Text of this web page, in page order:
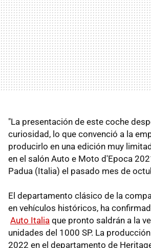
"La presentación de este coche
curiosidad, lo que convenció a la
producirlo en una edición muy
en el salón Auto e Moto d'Epoca
Padua (Italia) el pasado mes de
El departamento clásico de la
en vehículos históricos, ha
Auto Italia que pronto saldrán a la
unidades del 1000 SP. La
2022 en el departamento de